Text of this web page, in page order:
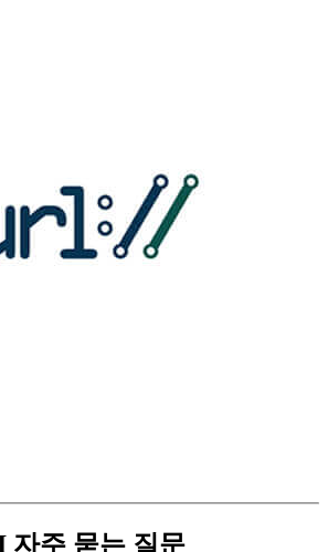
자주 묻는 질문